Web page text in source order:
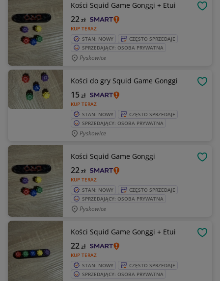
Kości Squid Game Gonggi + Etui
KUP TERAZ
22zł
STAN: NOWY
CZĘSTO SPRZEDAJE
SPRZEDAJĄCY: OSOBA PRYWATNA
Pyskowice
Kości do gry Squid Game Gonggi
KUP TERAZ
15zł
STAN: NOWY
CZĘSTO SPRZEDAJE
SPRZEDAJĄCY: OSOBA PRYWATNA
Pyskowice
Kości Squid Game Gonggi
KUP TERAZ
22zł
STAN: NOWY
CZĘSTO SPRZEDAJE
SPRZEDAJĄCY: OSOBA PRYWATNA
Pyskowice
Kości Squid Game Gonggi + Etui
KUP TERAZ
22zł
STAN: NOWY
CZĘSTO SPRZEDAJE
SPRZEDAJĄCY: OSOBA PRYWATNA